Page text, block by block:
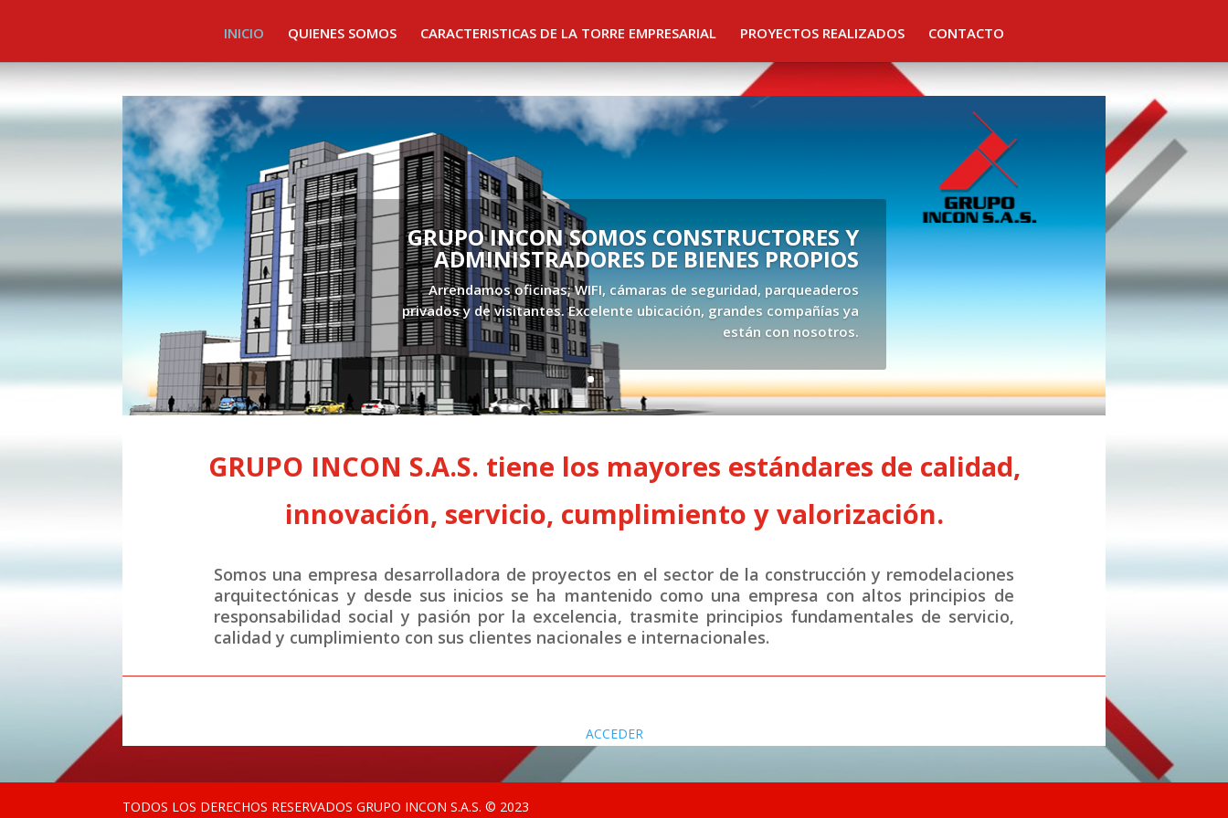
INICIO QUIENES SOMOS CARACTERISTICAS DE LA TORRE EMPRESARIAL PROYECTOS REALIZADOS CONTACTO
GRUPO INCON SOMOS CONSTRUCTORES Y
ADMINISTRADORES DE BIENES PROPIOS
Arrendamos oficinas; WIFI, cámaras de seguridad, parqueaderos
privados y de visitantes. Excelente ubicación, grandes compañías ya
están con nosotros.
GRUPO INCON S.A.S. tiene los mayores estándares de calidad,
innovación, servicio, cumplimiento y valorización.
Somos una empresa desarrolladora de proyectos en el sector de la construcción y remodelaciones
arquitectónicas y desde sus inicios se ha mantenido como una empresa con altos principios de
responsabilidad social y pasión por la excelencia, trasmite principios fundamentales de servicio,
calidad y cumplimiento con sus clientes nacionales e internacionales.
ACCEDER
TODOS LOS DERECHOS RESERVADOS GRUPO INCON S.A.S. © 2023